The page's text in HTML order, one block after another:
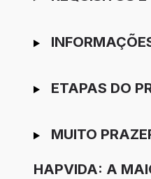
ETAPAS DO
MUITO
HAPVIDA: A